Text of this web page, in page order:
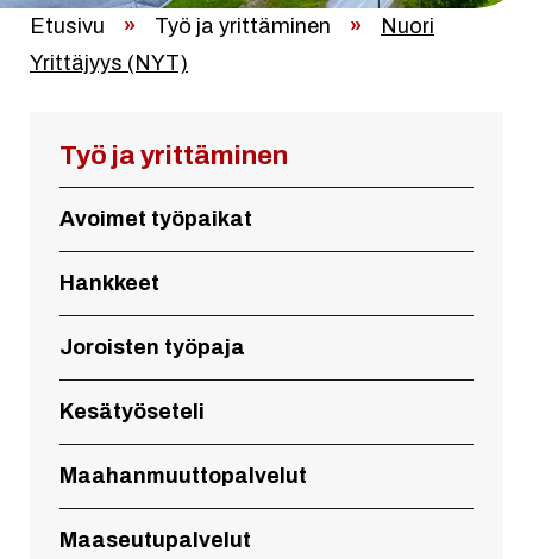
Etusivu » Työ ja yrittäminen »
Nuori
Yrittäjyys (NYT)
Työ ja yrittäminen
Avoimet työpaikat
Hankkeet
Joroisten työpaja
Kesätyöseteli
Maahanmuuttopalvelut
Maaseutupalvelut